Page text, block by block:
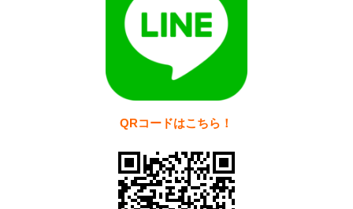
QRコードはこちら！